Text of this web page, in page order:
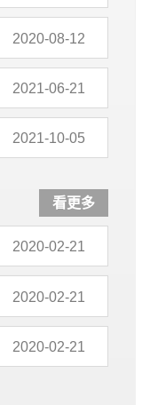
2020-08-12
2021-06-21
2021-10-05
看更多
2020-02-21
2020-02-21
2020-02-21